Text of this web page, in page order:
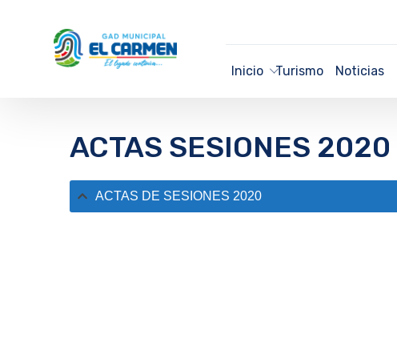
Inicio Turismo Noticias
ACTAS SESIONES 2020
ACTAS DE SESIONES 2020